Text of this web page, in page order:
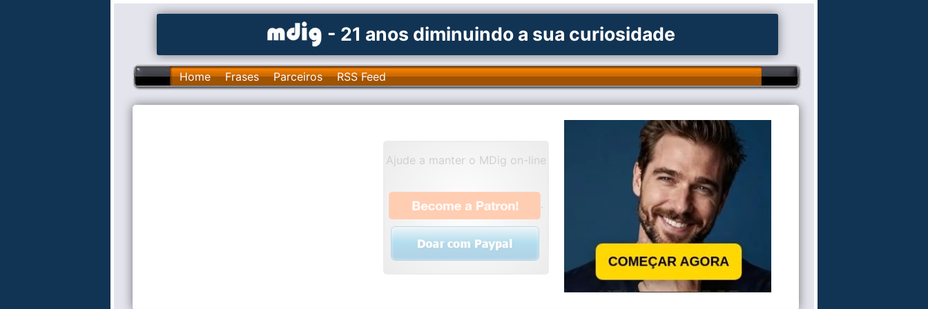
- 21 anos diminuindo a sua curiosidade
Home Frases Parceiros RSS Feed
Ajude a manter o MDig on-line
.